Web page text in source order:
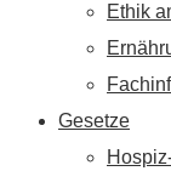
Ethik
Gesetze